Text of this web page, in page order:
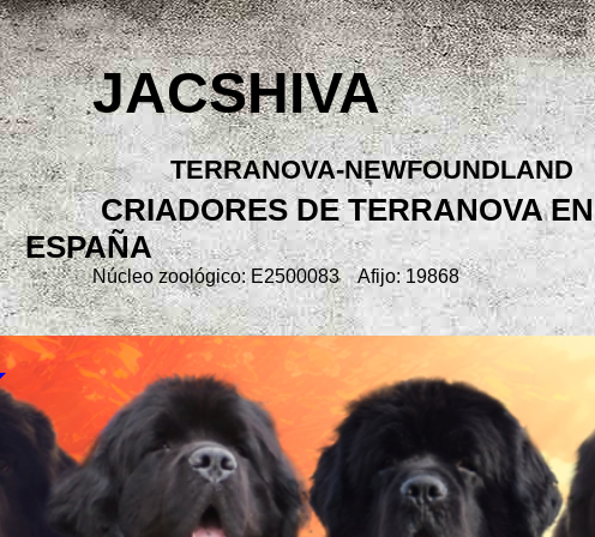
JACSHIVA
TERRANOVA-NEWFOUNDLAND
CRIADORES DE TERRANOVA EN
ESPAÑA
Núcleo zoológico: E2500083 Afijo: 19868